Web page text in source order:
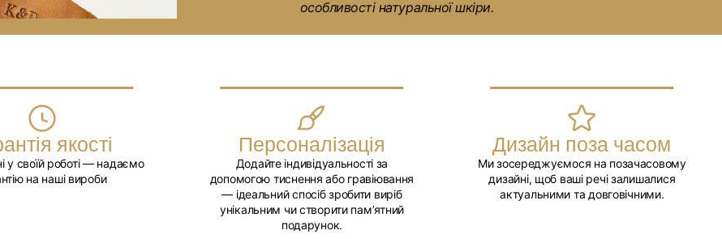
особливості натуральної шкіри.
якості
у своїй роботі — надаємо
на наші вироби
Персоналізація
Додайте індивідуальності за
допомогою тиснення або гравіювання
— ідеальний спосіб зробити виріб
унікальним чи створити пам’ятний
подарунок.
Дизайн поза часом
Ми зосереджуємося на позачасовому
дизайні, щоб ваші речі залишалися
актуальними та довговічними.